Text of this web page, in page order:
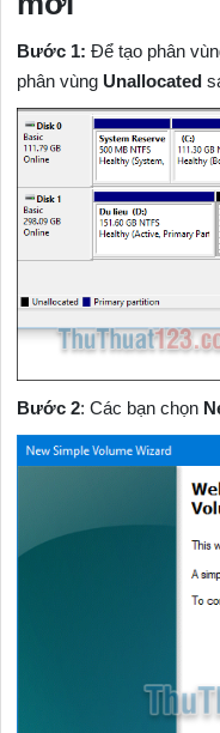
Bước 1:Để tạo phân
phân vùng Unallocated
Bước 2: Các bạn chọn